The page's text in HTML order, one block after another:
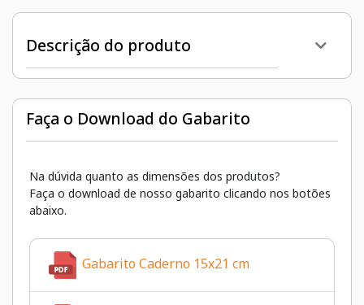
Descrição do produto
Faça o Download do Gabarito
Na dúvida quanto as dimensões dos produtos?
Faça o download de nosso gabarito clicando nos botões
abaixo.
Gabarito Caderno 15x21 cm